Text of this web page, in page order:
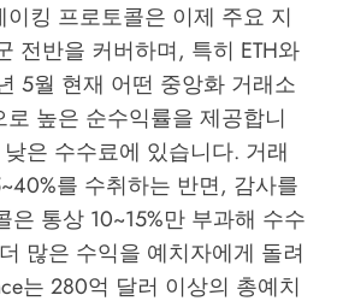
킹 프로토콜은 이제 주요 지
전반을 커버하며, 특히 ETH와
5월 현재 어떤 중앙화 거래소
높은 순수익률을 제공합니
은 수수료에 있습니다. 거래
를 수취하는 반면, 감사를
은 통상 10~15%만 부과해 수수
많은 수익을 예치자에게 돌려
는 280억 달러 이상의 총예치